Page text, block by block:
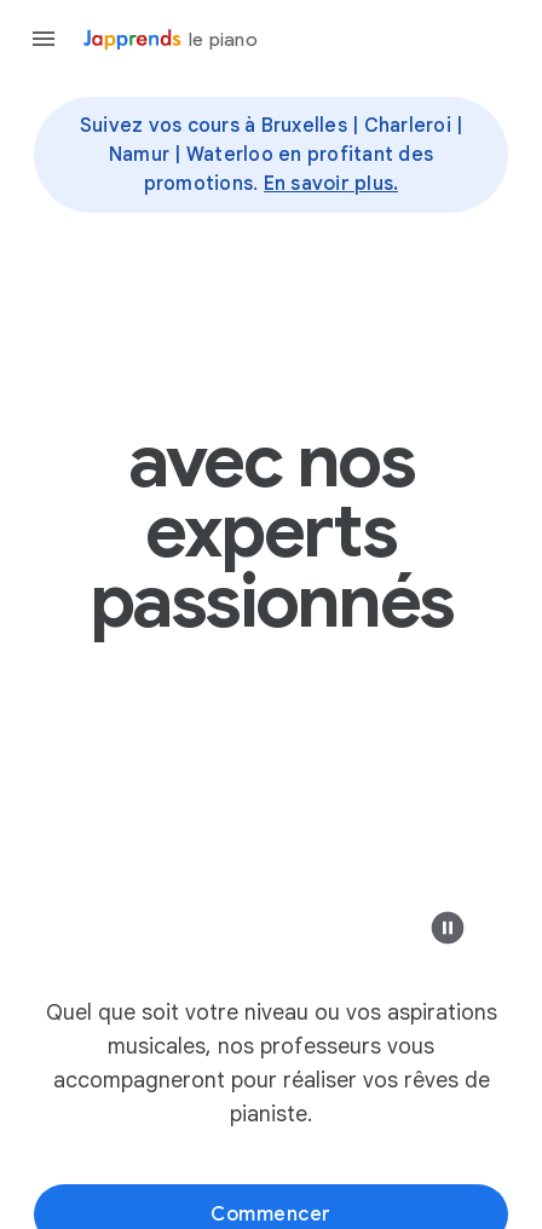
le piano
Suivez vos cours à Bruxelles | Charleroi |
Namur | Waterloo en profitant des
promotions. En savoir plus.
avec nos
experts
passionnés
Quel que soit votre niveau ou vos aspirations
musicales, nos professeurs vous
accompagneront pour réaliser vos rêves de
pianiste.
Commencer